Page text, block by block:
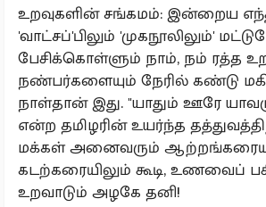
உறவுகளின் சங்கமம்: இன்றைய
'வாட்சப்'பிலும் 'முகநூலிலும்'
பேசிக்கொள்ளும் நாம், நம் ரத்த
நண்பர்களையும் நேரில் கண்டு
நாள்தான் இது. "யாதும் ஊரே
என்ற தமிழரின் உயர்ந்த
மக்கள் அனைவரும்
கடற்கரையிலும் கூடி, உணவைப்
உறவாடும் அழகே தனி!